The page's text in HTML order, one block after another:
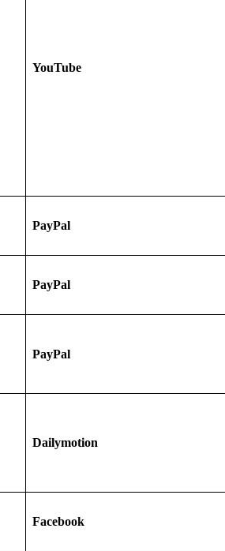
YouTube
PayPal
PayPal
PayPal
Dailymotion
Facebook